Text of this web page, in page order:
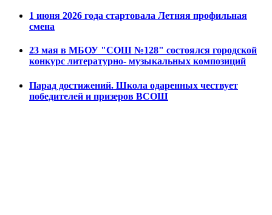
1 июня 2026 года стартовала Летняя профильная
смена
23 мая в МБОУ "СОШ №128" состоялся городской
конкурс литературно- музыкальных композиций
Парад достижений. Школа одаренных чествует
победителей и призеров ВСОШ